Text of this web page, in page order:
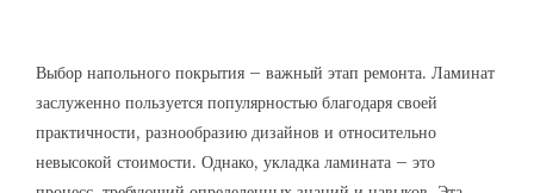
Выбор напольного покрытия – важный этап ремонта. Ламинат
заслуженно пользуется популярностью благодаря своей
практичности, разнообразию дизайнов и относительно
невысокой стоимости. Однако, укладка ламината – это